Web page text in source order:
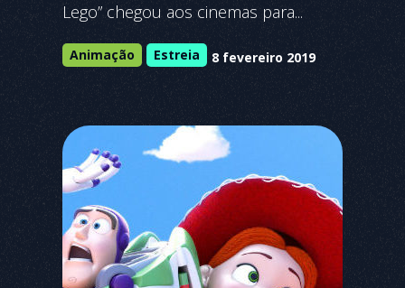
Lego” chegou aos cinemas para...
Animação Estreia 8 fevereiro 2019